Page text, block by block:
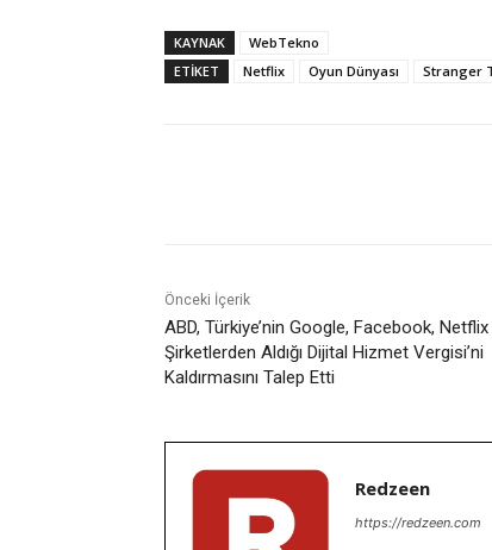
KAYNAK
WebTekno
ETIKET
Netflix Oyun Dünyası Stranger
Önceki İçerik
ABD, Türkiye’nin Google, Facebook, Netflix
Şirketlerden Aldığı Dijital Hizmet Vergisi’ni
Kaldırmasını Talep Etti
Redzeen
https://redzeen.com